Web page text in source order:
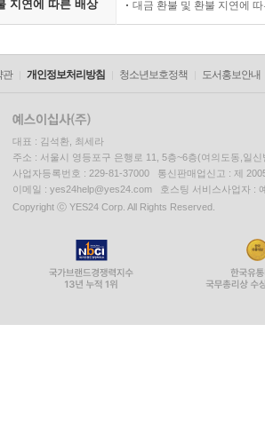
지연에 따른 배상 대금 환불 및 환불 지연에
관 개인정보처리방침 청소년보호정책 도서홍보안내
대표 : 김석환, 최세라
주소 : 서울시 영등포구 은행로 11, 5층~6층(여의도동,일신
사업자등록번호 : 229-81-37000 통신판매업신고 : 제
이메일 : yes24help@yes24.com 호스팅 서비스사업자 :
Copyright ⓒ YES24 Corp. All Rights Reserved.